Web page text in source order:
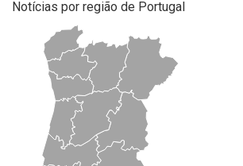
Notícias por região de Portugal